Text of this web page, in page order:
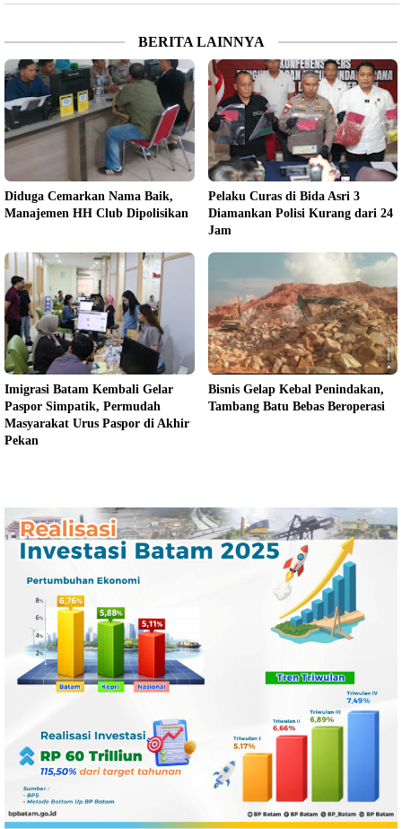
BERITA LAINNYA
Diduga Cemarkan Nama Baik,
Manajemen HH Club Dipolisikan
Pelaku Curas di Bida Asri 3
Diamankan Polisi Kurang dari 24
Jam
Imigrasi Batam Kembali Gelar
Paspor Simpatik, Permudah
Masyarakat Urus Paspor di Akhir
Pekan
Bisnis Gelap Kebal Penindakan,
Tambang Batu Bebas Beroperasi